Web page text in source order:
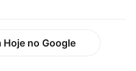
Hoje no Google